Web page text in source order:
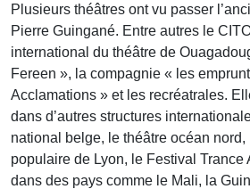
Plusieurs théâtres ont vu passer
Pierre Guingané. Entre autres le
international du théâtre de
Fereen », la compagnie « les
Acclamations » et les recréatrales.
dans d’autres structures
national belge, le théâtre océan nord,
populaire de Lyon, le Festival Trance
dans des pays comme le Mali, la